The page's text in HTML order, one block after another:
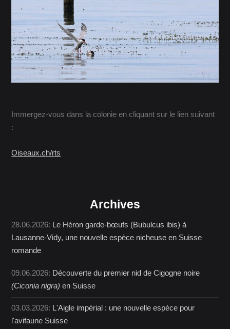
Immergez-vous dans la colonie en cliquant sur le lien suivant
:
Oiseaux.ch/rts
Archives
28.06.2026: Le Héron garde-bœufs (Bubulcus ibis) à
Lausanne-Vidy, une nouvelle espèce nicheuse en Suisse
romande
09.06.2026: Découverte du premier nid de Cigogne noire
(Ciconia nigra) en Suisse
03.03.2026: L'Aigle impérial : une nouvelle espèce pour
l'avifaune Suisse